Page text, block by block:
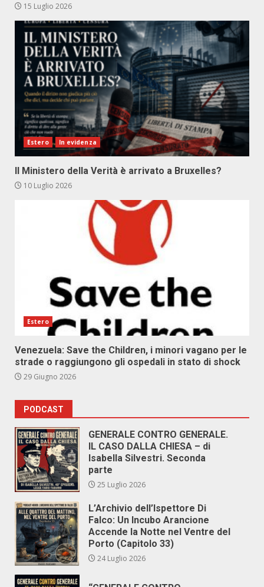
15 Luglio 2026
Estero In evidenza
Il Ministero della Verità è arrivato a Bruxelles?
10 Luglio 2026
Estero
Venezuela: Save the Children, i minori vagano per le
strade o raggiungono gli ospedali in stato di shock
29 Giugno 2026
PODCAST
GENERALE CONTRO GENERALE.
IL CASO DALLA CHIESA – di
Isabella Silvestri. Seconda
parte
25 Luglio 2026
L’Archivio dell’Ispettore Di
Falco: Un Incubo Arancione
Accende la Notte nel Ventre del
Porto (Capitolo 33)
24 Luglio 2026